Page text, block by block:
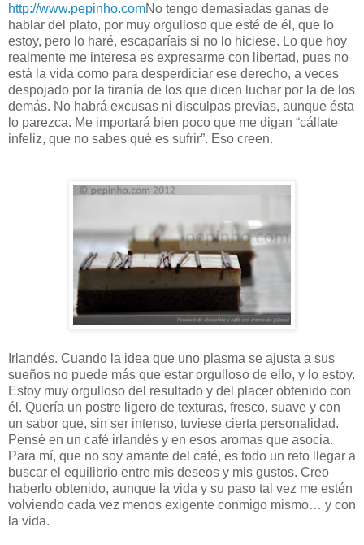
http://www.pepinho.comNo tengo demasiadas ganas de
hablar del plato, por muy orgulloso que esté de él, que lo
estoy, pero lo haré, escaparíais si no lo hiciese. Lo que hoy
realmente me interesa es expresarme con libertad, pues no
está la vida como para desperdiciar ese derecho, a veces
despojado por la tiranía de los que dicen luchar por la de los
demás. No habrá excusas ni disculpas previas, aunque ésta
lo parezca. Me importará bien poco que me digan “cállate
infeliz, que no sabes qué es sufrir”. Eso creen.
Irlandés. Cuando la idea que uno plasma se ajusta a sus
sueños no puede más que estar orgulloso de ello, y lo estoy.
Estoy muy orgulloso del resultado y del placer obtenido con
él. Quería un postre ligero de texturas, fresco, suave y con
un sabor que, sin ser intenso, tuviese cierta personalidad.
Pensé en un café irlandés y en esos aromas que asocia.
Para mí, que no soy amante del café, es todo un reto llegar a
buscar el equilibrio entre mis deseos y mis gustos. Creo
haberlo obtenido, aunque la vida y su paso tal vez me estén
volviendo cada vez menos exigente conmigo mismo… y con
la vida.